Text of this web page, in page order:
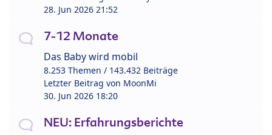
28. Jun 2026 21:52
7-12 Monate
Das Baby wird mobil
8.253 Themen / 143.432 Beiträge
Letzter Beitrag von MoonMi
30. Jun 2026 18:20
NEU: Erfahrungsberichte